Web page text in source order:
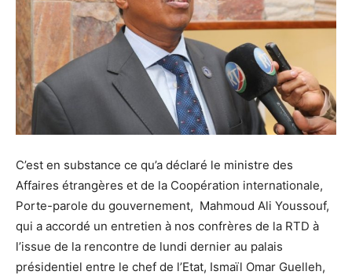
C’est en substance ce qu’a déclaré le ministre des
Affaires étrangères et de la Coopération internationale,
Porte-parole du gouvernement, Mahmoud Ali Youssouf,
qui a accordé un entretien à nos confrères de la RTD à
l’issue de la rencontre de lundi dernier au palais
présidentiel entre le chef de l’Etat, Ismaïl Omar Guelleh,